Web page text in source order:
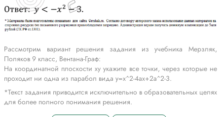
Рассмотрим вариант решения задания из учебника Мерзляк,
Поляков 9 класс, Вентана-Граф:
На координатной плоскости xy укажите все точки, через которые не
проходит ни одна из парабол вида y=x^2-4ax+2a^2-3.
*Текст задания приводится исключительно в образовательных целях
для более полного понимания решения.